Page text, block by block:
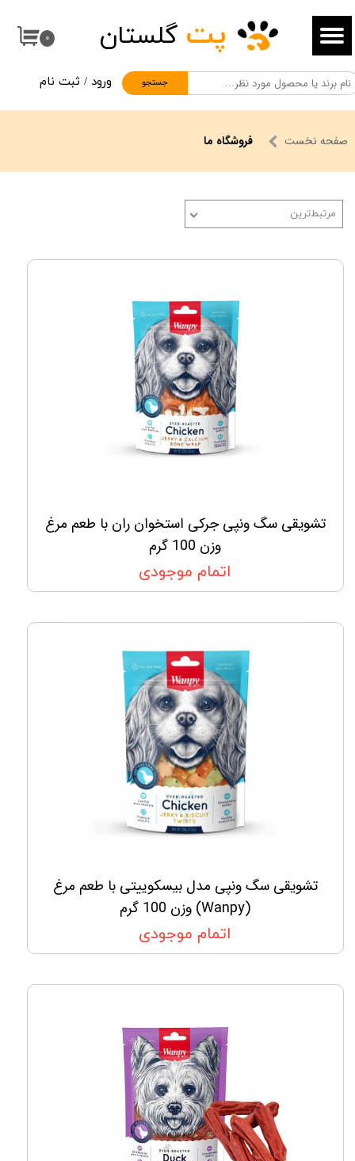
۰
جستجو
پت گلستان
ورود / ثبت نام
حساب کاربری من
تغییر گذر واژه
سفارشات
خروج از حساب کاربری
صفحه نخست فروشگاه ما
مرتبط‌ترین
تشویقی سگ ونپی جرکی استخوان ران با طعم مرغ
وزن 100 گرم
اتمام موجودی
تشویقی سگ ونپی مدل بیسکوییتی با طعم مرغ
(Wanpy) وزن 100 گرم
اتمام موجودی